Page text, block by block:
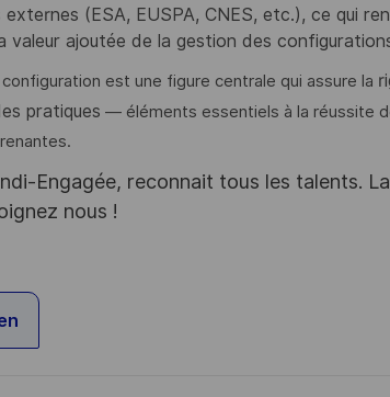
(ESA, EUSPA, CNES, etc.), ce qui
valeur ajoutée de la gestion des
est une figure centrale qui assure la
pratiques — éléments essentiels à la réussite
Engagée, reconnait tous les talents.
nous !